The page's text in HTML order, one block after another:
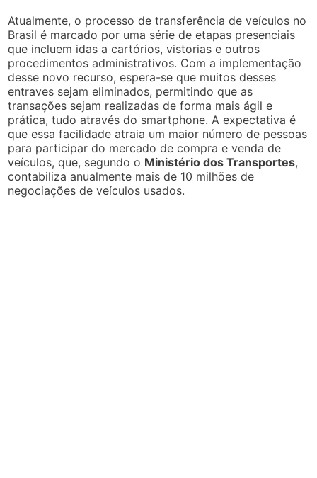
Atualmente, o processo de transferência de veículos no
Brasil é marcado por uma série de etapas presenciais
que incluem idas a cartórios, vistorias e outros
procedimentos administrativos. Com a implementação
desse novo recurso, espera-se que muitos desses
entraves sejam eliminados, permitindo que as
transações sejam realizadas de forma mais ágil e
prática, tudo através do smartphone. A expectativa é
que essa facilidade atraia um maior número de pessoas
para participar do mercado de compra e venda de
veículos, que, segundo o Ministério dos Transportes,
contabiliza anualmente mais de 10 milhões de
negociações de veículos usados.